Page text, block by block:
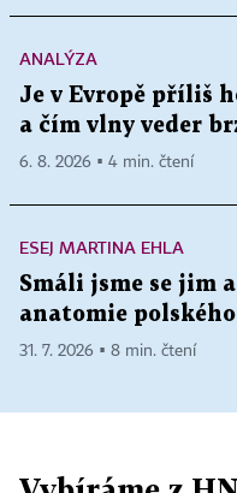
ANALÝZA
Je v Evropě příliš
a čím vlny veder
6. 8. 2026 ▪ 4 min. čtení
ESEJ MARTINA EHLA
Smáli jsme se jim
anatomie
31. 7. 2026 ▪ 8 min. čtení